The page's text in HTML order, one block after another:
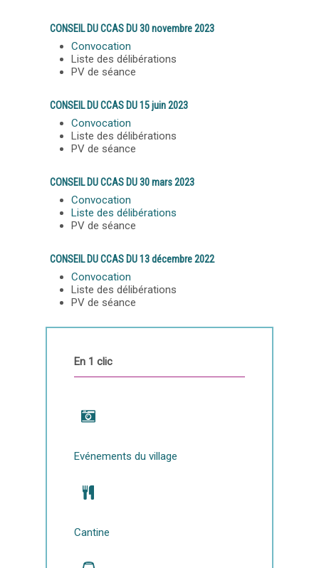
CONSEIL DU CCAS DU 30 novembre 2023
Convocation
Liste des délibérations
PV de séance
CONSEIL DU CCAS DU 15 juin 2023
Convocation
Liste des délibérations
PV de séance
CONSEIL DU CCAS DU 30 mars 2023
Convocation
Liste des délibérations
PV de séance
CONSEIL DU CCAS DU 13 décembre 2022
Convocation
Liste des délibérations
PV de séance
En 1 clic
Evénements du village
Cantine